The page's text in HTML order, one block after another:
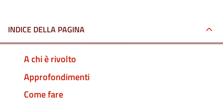
INDICE DELLA PAGINA
A chi è rivolto
Approfondimenti
Come fare